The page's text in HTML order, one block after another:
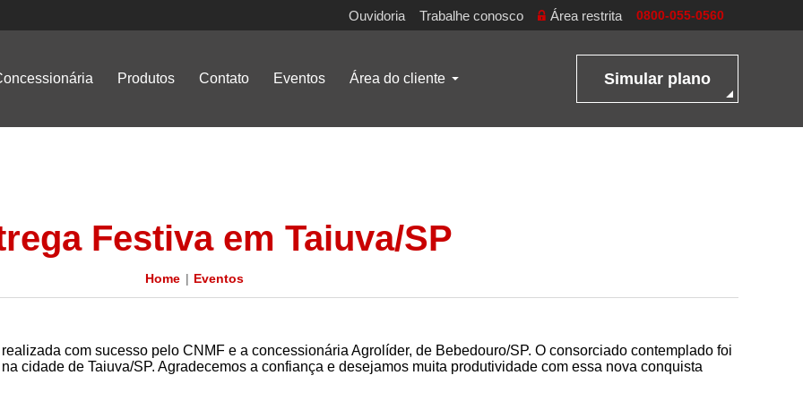
Ouvidoria Trabalhe conosco Área restrita 0800-055-0560
Produtos Contato Eventos Área do cliente Simular plano
Festiva em Taiuva/SP
Home Eventos
com sucesso pelo CNMF e a concessionária Agrolíder, de Bebedouro/SP. O consorciado contemplado foi
cidade de Taiuva/SP. Agradecemos a confiança e desejamos muita produtividade com essa nova conquista